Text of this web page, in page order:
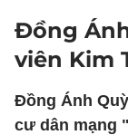
Đồng
viên Kim
Đồng Ánh
cư dân mạng